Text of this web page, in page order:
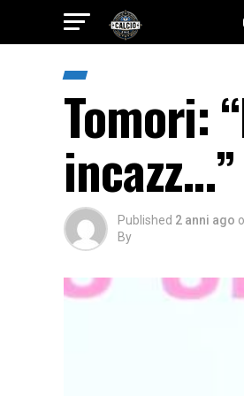
Tomori:
incazz…”
Published 2 anni ago
By